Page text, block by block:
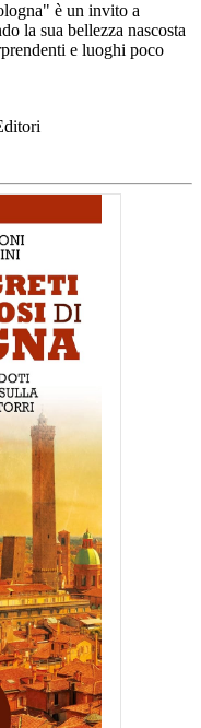
è un invito a
la sua bellezza nascosta
e luoghi poco